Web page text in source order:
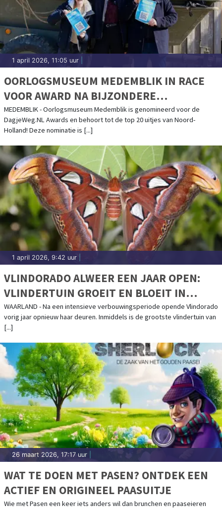
1 april 2026, 11:05 uur
OORLOGSMUSEUM MEDEMBLIK IN RACE
VOOR AWARD NA BIJZONDERE
ERKENNING
MEDEMBLIK - Oorlogsmuseum Medemblik is genomineerd voor de
DagjeWeg.NL Awards en behoort tot de top 20 uitjes van Noord-
Holland! Deze nominatie is [...]
1 april 2026, 9:42 uur
VLINDORADO ALWEER EEN JAAR OPEN:
VLINDERTUIN GROEIT EN BLOEIT IN
WAARLAND
WAARLAND - Na een intensieve verbouwingsperiode opende Vlindorado
vorig jaar opnieuw haar deuren. Inmiddels is de grootste vlindertuin van
[...]
26 maart 2026, 17:17 uur
WAT TE DOEN MET PASEN? ONTDEK EEN
ACTIEF EN ORIGINEEL PAASUITJE
Wie met Pasen een keer iets anders wil dan brunchen en paaseieren